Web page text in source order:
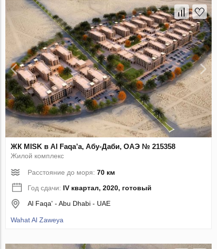
ЖК MISK в Al Faqa’a, Абу-Даби, ОАЭ № 215358
Жилой комплекс
Расстояние до моря:70 км
Год сдачи: IV квартал, 2020, готовый
Al Faqa' - Abu Dhabi - UAE
Wahat Al Zaweya